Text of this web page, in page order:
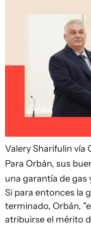
Valery Sharifulin vía
Para Orbán, sus
una garantía de gas
Si para entonces la
terminado, Orbán,
atribuirse el mérito